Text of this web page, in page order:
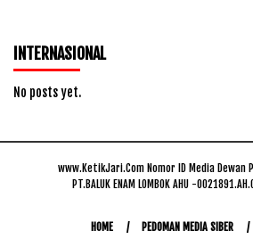
INTERNASIONAL
No posts yet.
www.KetikJari.Com Nomor ID Media Dewan
PT.BALUK ENAM LOMBOK AHU -
HOME PEDOMAN MEDIA SIBER